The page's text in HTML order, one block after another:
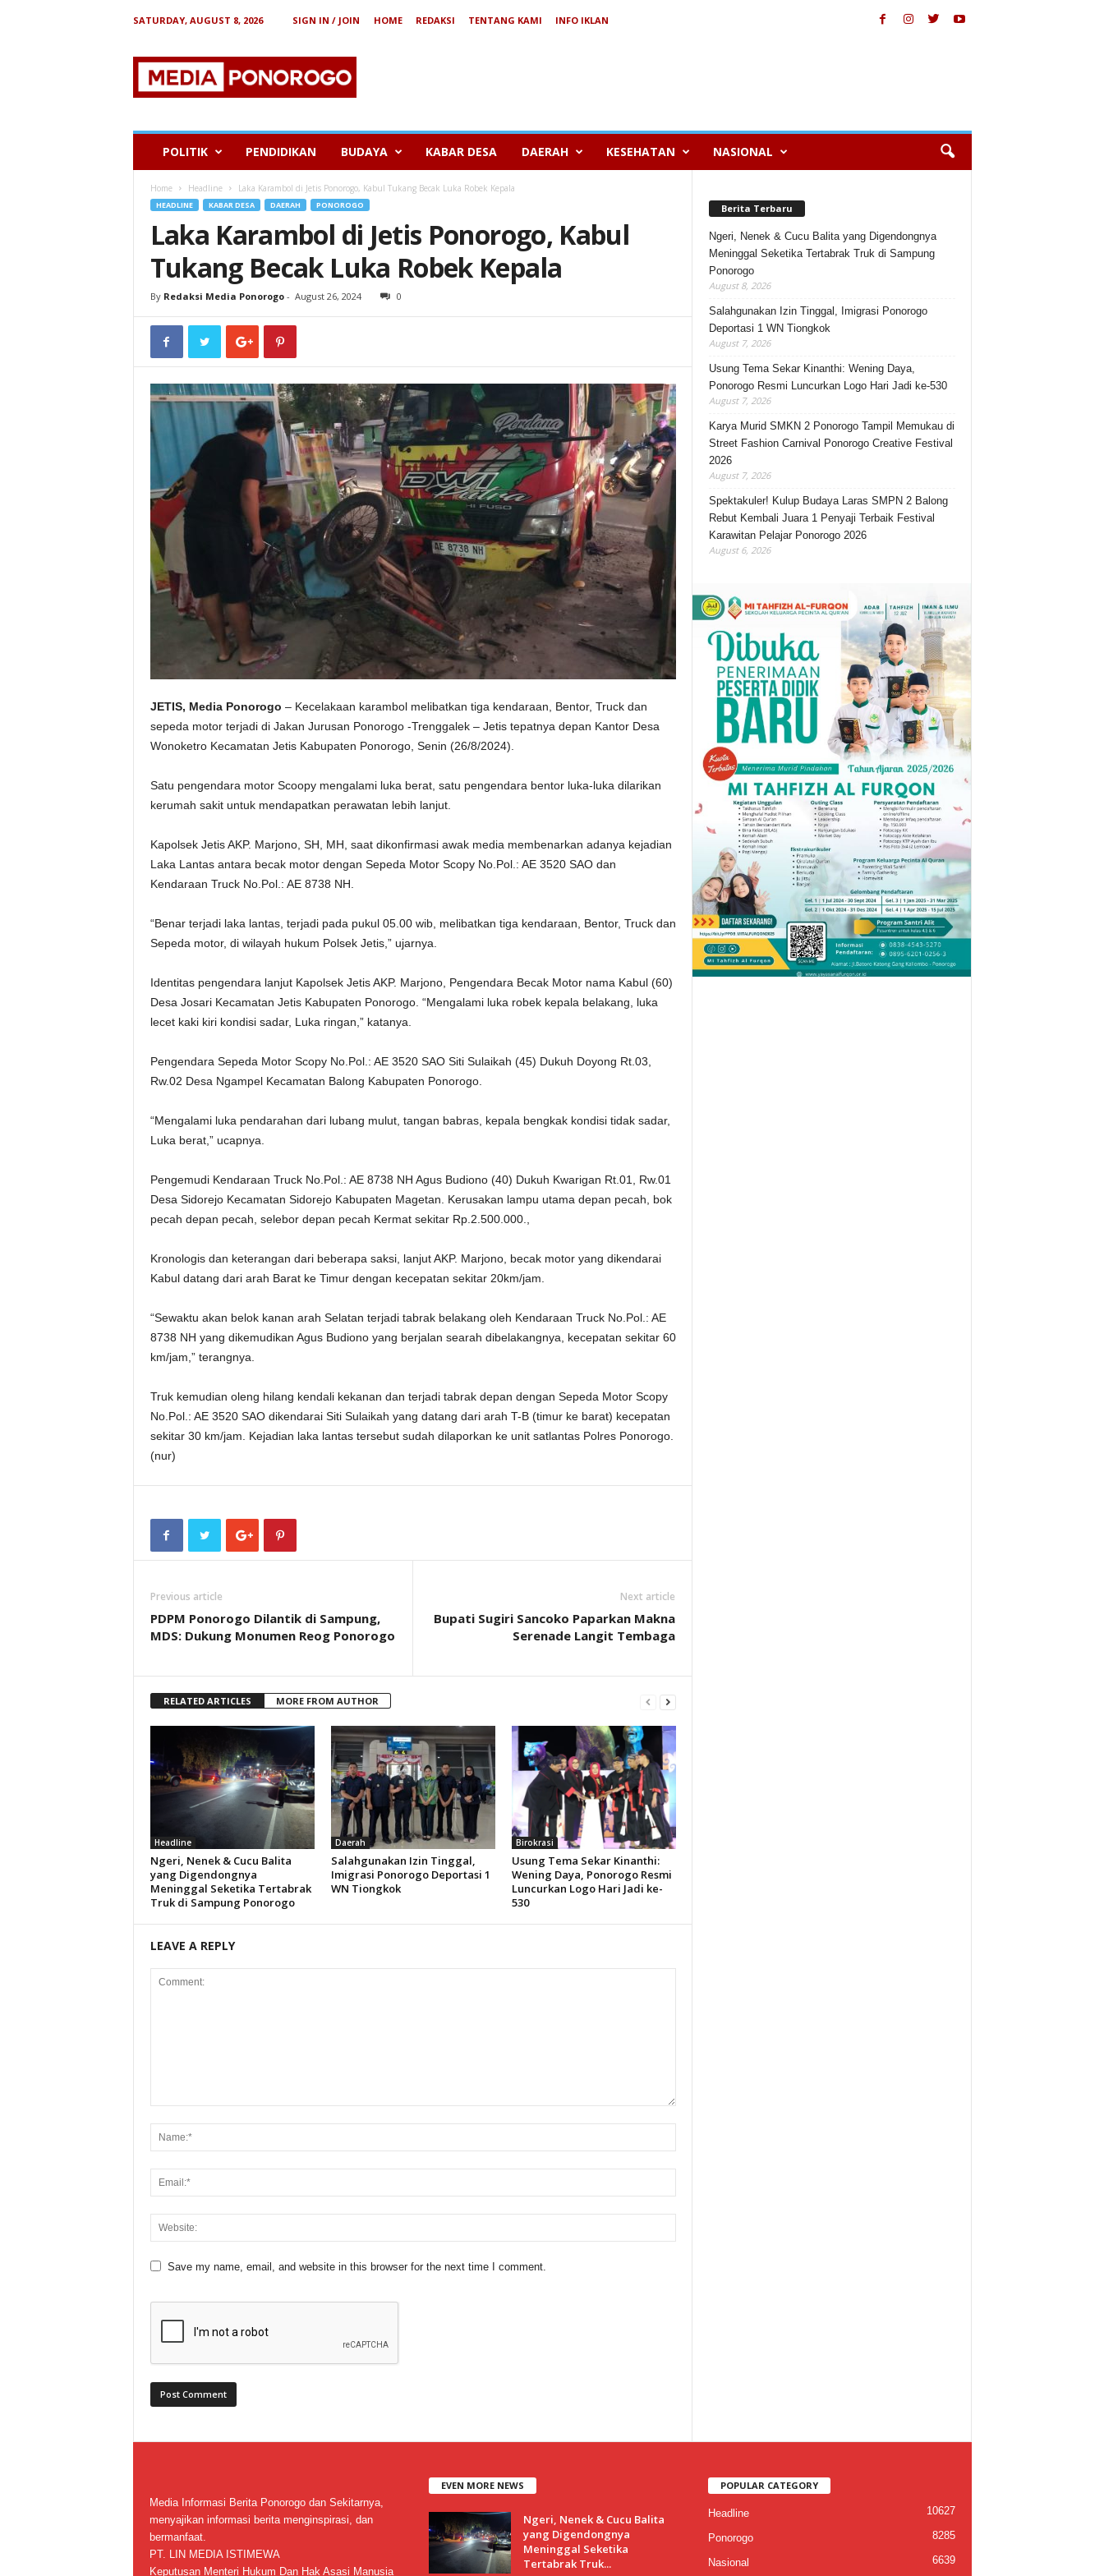
SATURDAY, AUGUST 8, 2026 SIGN IN / JOIN HOME REDAKSI TENTANG KAMI
INFO IKLAN
e
POLITIK PENDIDIKAN BUDAYA KABAR DESA DAERAH KESEHATAN NASIONAL
Home Headline Laka Karambol di Jetis Ponorogo, Kabul Tukang Becak Luka Robek Kepala
HEADLINE KABAR DESA DAERAH PONOROGO
Laka Karambol di Jetis Ponorogo, Kabul
Tukang Becak Luka Robek Kepala
By Redaksi Media Ponorogo- August 26, 2024 0
JETIS, Media Ponorogo – Kecelakaan karambol melibatkan tiga kendaraan, Bentor, Truck dan
sepeda motor terjadi di Jakan Jurusan Ponorogo -Trenggalek – Jetis tepatnya depan Kantor Desa
Wonoketro Kecamatan Jetis Kabupaten Ponorogo, Senin (26/8/2024).
Satu pengendara motor Scoopy mengalami luka berat, satu pengendara bentor luka-luka dilarikan
kerumah sakit untuk mendapatkan perawatan lebih lanjut.
Kapolsek Jetis AKP. Marjono, SH, MH, saat dikonfirmasi awak media membenarkan adanya kejadian
Laka Lantas antara becak motor dengan Sepeda Motor Scopy No.Pol.: AE 3520 SAO dan
Kendaraan Truck No.Pol.: AE 8738 NH.
“Benar terjadi laka lantas, terjadi pada pukul 05.00 wib, melibatkan tiga kendaraan, Bentor, Truck dan
Sepeda motor, di wilayah hukum Polsek Jetis,” ujarnya.
Identitas pengendara lanjut Kapolsek Jetis AKP. Marjono, Pengendara Becak Motor nama Kabul (60)
Desa Josari Kecamatan Jetis Kabupaten Ponorogo. “Mengalami luka robek kepala belakang, luka
lecet kaki kiri kondisi sadar, Luka ringan,” katanya.
Pengendara Sepeda Motor Scopy No.Pol.: AE 3520 SAO Siti Sulaikah (45) Dukuh Doyong Rt.03,
Rw.02 Desa Ngampel Kecamatan Balong Kabupaten Ponorogo.
“Mengalami luka pendarahan dari lubang mulut, tangan babras, kepala bengkak kondisi tidak sadar,
Luka berat,” ucapnya.
Pengemudi Kendaraan Truck No.Pol.: AE 8738 NH Agus Budiono (40) Dukuh Kwarigan Rt.01, Rw.01
Desa Sidorejo Kecamatan Sidorejo Kabupaten Magetan. Kerusakan lampu utama depan pecah, bok
pecah depan pecah, selebor depan pecah Kermat sekitar Rp.2.500.000.,
Kronologis dan keterangan dari beberapa saksi, lanjut AKP. Marjono, becak motor yang dikendarai
Kabul datang dari arah Barat ke Timur dengan kecepatan sekitar 20km/jam.
“Sewaktu akan belok kanan arah Selatan terjadi tabrak belakang oleh Kendaraan Truck No.Pol.: AE
8738 NH yang dikemudikan Agus Budiono yang berjalan searah dibelakangnya, kecepatan sekitar 60
km/jam,” terangnya.
Truk kemudian oleng hilang kendali kekanan dan terjadi tabrak depan dengan Sepeda Motor Scopy
No.Pol.: AE 3520 SAO dikendarai Siti Sulaikah yang datang dari arah T-B (timur ke barat) kecepatan
sekitar 30 km/jam. Kejadian laka lantas tersebut sudah dilaporkan ke unit satlantas Polres Ponorogo.
(nur)
Previous article
PDPM Ponorogo Dilantik di Sampung,
MDS: Dukung Monumen Reog Ponorogo
Next article
Bupati Sugiri Sancoko Paparkan Makna
Serenade Langit Tembaga
RELATED ARTICLES MORE FROM AUTHOR
Headline
Ngeri, Nenek & Cucu Balita
yang Digendongnya
Meninggal Seketika Tertabrak
Truk di Sampung Ponorogo
Daerah
Salahgunakan Izin Tinggal,
Imigrasi Ponorogo Deportasi 1
WN Tiongkok
Birokrasi
Usung Tema Sekar Kinanthi:
Wening Daya, Ponorogo Resmi
Luncurkan Logo Hari Jadi ke-
530
LEAVE A REPLY
Save my name, email, and website in this browser for the next time I comment.
Berita Terbaru
Ngeri, Nenek & Cucu Balita yang Digendongnya
Meninggal Seketika Tertabrak Truk di Sampung
Ponorogo
August 8, 2026
Salahgunakan Izin Tinggal, Imigrasi Ponorogo
Deportasi 1 WN Tiongkok
August 7, 2026
Usung Tema Sekar Kinanthi: Wening Daya,
Ponorogo Resmi Luncurkan Logo Hari Jadi ke-530
August 7, 2026
Karya Murid SMKN 2 Ponorogo Tampil Memukau di
Street Fashion Carnival Ponorogo Creative Festival
2026
August 7, 2026
Spektakuler! Kulup Budaya Laras SMPN 2 Balong
Rebut Kembali Juara 1 Penyaji Terbaik Festival
Karawitan Pelajar Ponorogo 2026
August 6, 2026
Media Informasi Berita Ponorogo dan Sekitarnya,
menyajikan informasi berita menginspirasi, dan
bermanfaat.
PT. LIN MEDIA ISTIMEWA
Keputusan Menteri Hukum Dan Hak Asasi Manusia
EVEN MORE NEWS
Ngeri, Nenek & Cucu Balita
yang Digendongnya
Meninggal Seketika
Tertabrak Truk...
POPULAR CATEGORY
Headline 10627
Ponorogo 8285
Nasional 6639